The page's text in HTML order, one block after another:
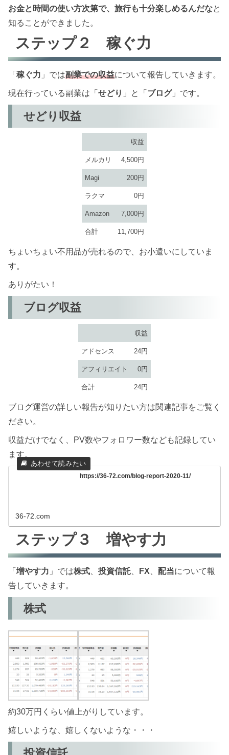
お金と時間の使い方次第で、旅行も十分楽しめるんだなと
知ることができました。
ステップ２ 稼ぐ力
「 稼ぐ力 」では副業での収益について報告していきます。
現在行っている副業は「 せどり 」と「 ブログ」です。
せどり収益
収益
メルカリ 4,500円
Magi 200円
ラクマ 0円
Amazon 7,000円
合計 11,700円
ちょいちょい不用品が売れるので、お小遣いにしていま
す。
ありがたい！
ブログ収益
収益
アドセンス 24円
アフィリエイト 0円
合計 24円
ブログ運営の詳しい報告が知りたい方は関連記事をご覧く
ださい。
収益だけでなく、PV数やフォロワー数なども記録してい
ます。
https://36-72.com/blog-report-2020-11/
36-72.com
ステップ３ 増やす力
「 増やす力 」では株式 投資信託 FX 配当について報
告していきます。
株式
約30万円くらい値上がりしています。
嬉しいような、嬉しくないような・・・